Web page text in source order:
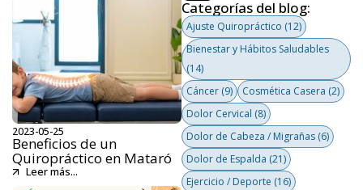
2023-05-25
Beneficios de un
Quiropráctico en Mataró
Leer más...
Categorías del blog:
Ajuste Quiropráctico (12)
Bienestar y Hábitos Saludables
(14)
Cáncer (9) Cosmética Casera (2)
Dolor Cervical (8)
Dolor de Cabeza / Migrañas (6)
Dolor de Espalda (21)
Ejercicio / Deporte (16)